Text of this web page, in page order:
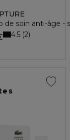
de soin anti-âge
4.5 2